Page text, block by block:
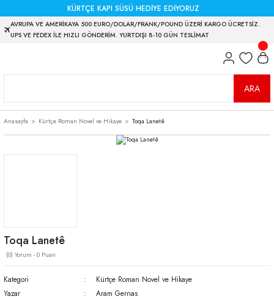
KÜRTÇE KAPI SÜSÜ HEDİYE EDİYORUZ
AVRUPA VE AMERİKAYA 500 EURO/DOLAR/FRANK/POUND ÜZERİ KARGO ÜCRETSİZ.
UPS VE FEDEX İLE HIZLI GÖNDERİM. YURTDIŞI 8-10 GÜN TESLİMAT
ARA
Anasayfa Kürtçe Roman Novel ve Hikaye Toqa Lanetê
Toqa Lanetê
(0) Yorum - 0 Puan
Kategori
Kürtçe Roman Novel ve Hikaye
Yazar
Aram Gernas